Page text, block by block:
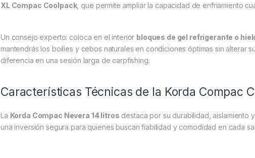
XL Compac Coolpack, que permite ampliar la capacidad de enfriamiento
Un consejo experto: coloca en el interior bloques de gel refrigerante o
mantendrás los boilies y cebos naturales en condiciones óptimas sin alterar
diferencia en una sesión larga de carpfishing.
Características Técnicas de la Korda Compac
La Korda Compac Nevera 14 litros destaca por su durabilidad, aislamiento
una inversión segura para quienes buscan fiabilidad y comodidad en cada